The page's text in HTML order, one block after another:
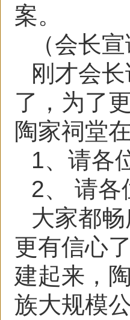
案。
（会长宣
刚才会
了，为了
陶家祠堂
1、请各
2、 请各
大家都
更有信心
建起来，
族大规模